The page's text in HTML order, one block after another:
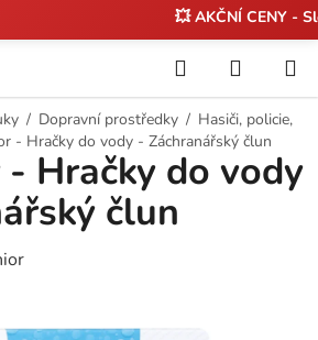
💥 AKČNÍ CENY -
Hledat
KOŠÍK
/ Dopravní prostředky / Hasiči, policie,
- Hračky do vody - Záchranářský člun
- Hračky do vody
člun